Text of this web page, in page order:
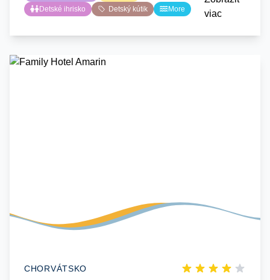
Detské ihrisko
Detský kútik More
CHORVÁTSKO